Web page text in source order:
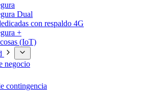
Dual
con respaldo 4G
+
(IoT)
negocio
contingencia